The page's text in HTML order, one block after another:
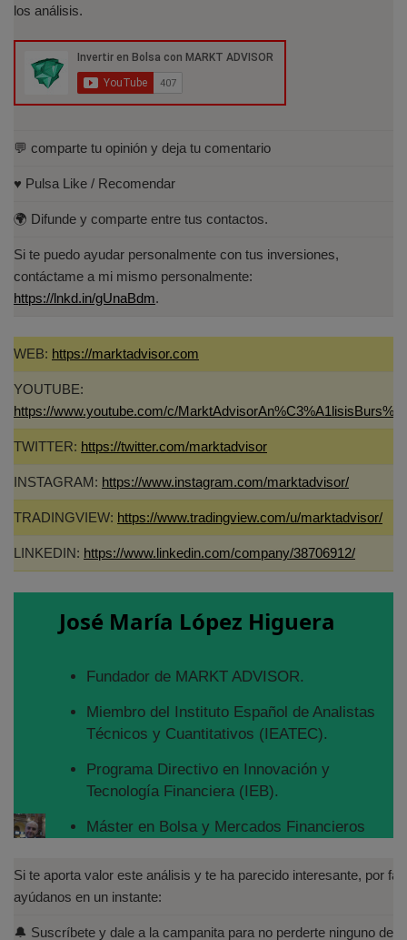
Licenciado en Informática por la Universidad
Politécnica de Madrid(UPM)
los análisis.
💬 comparte tu opinión y deja tu comentario
♥️ Pulsa Like / Recomendar
🌍 Difunde y comparte entre tus contactos.
Si te puedo ayudar personalmente con tus inversiones,
contáctame a mi mismo personalmente:
https://lnkd.in/gUnaBdm.
WEB: https://marktadvisor.com
YOUTUBE:
https://www.youtube.com/c/
TWITTER: https://twitter.com/marktadvisor
INSTAGRAM: https://www.instagram.com/marktadvisor/
TRADINGVIEW: https://www.tradingview.com/u/marktadvisor/
LINKEDIN: https://www.linkedin.com/company/38706912/
José María López Higuera
Fundador de MARKT ADVISOR.
Miembro del Instituto Español de Analistas
Técnicos y Cuantitativos (IEATEC).
Programa Directivo en Innovación y
Tecnología Financiera (IEB).
Máster en Bolsa y Mercados Financieros
asesoramiento financiero (MIFID II):
https://www.cnmv.es/portal/Titulos-
Si te aporta valor este análisis y te ha parecido interesante, por
ayúdanos en un instante:
🔔 Suscríbete y dale a la campanita para no perderte ninguno de